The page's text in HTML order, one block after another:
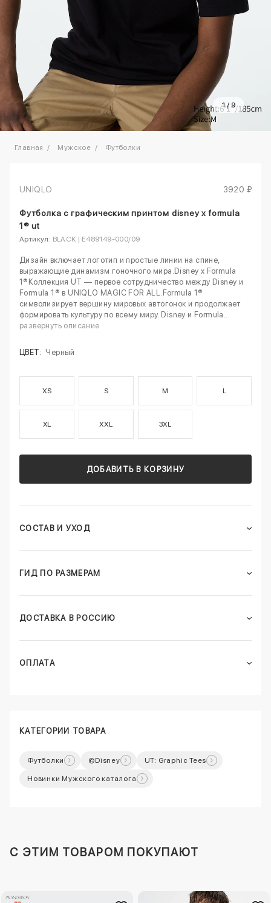
1/ 9
Главная Мужское Футболки
UNIQLO 3920 ₽
Футболка с графическим принтом disney x formula
1® ut
Артикул: BLACK | E489149-000/09
Дизайн включает логотип и простые линии на спине,
выражающие динамизм гоночного мира.Disney x Formula
1®Коллекция UT — первое сотрудничество между Disney и
Formula 1® в UNIQLO MAGIC FOR ALL.Formula 1®
символизирует вершину мировых автогонок и продолжает
формировать культуру по всему миру. Disney и Formula...
развернуть описание
ЦВЕТ: Черный
XS S M L
XL XXL 3XL
ДОБАВИТЬ В КОРЗИНУ
СОСТАВ И УХОД
ГИД ПО РАЗМЕРАМ
ДОСТАВКА В РОССИЮ
ОПЛАТА
КАТЕГОРИИ ТОВАРА
Футболки ©Disney UT: Graphic Tees
Новинки Мужского каталога
C ЭТИМ ТОВАРОМ ПОКУПАЮТ